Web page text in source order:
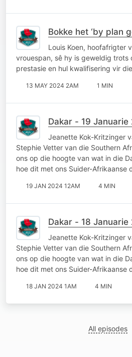
Bokke het ‘by plan
Louis Koen, hoofafrigter
vrouespan, sê hy is geweldig trots
prestasie en hul kwalifisering vir
13 MAY 2024 2AM 1 MIN
Dakar - 19 Januarie
Jeanette Kok-Kritzinger
Stephie Vetter van die Southern
ons op die hoogte van wat in die
hoe dit met ons Suider-Afrikaanse
19 JAN 2024 12AM 4 MIN
Dakar - 18 Januarie
Jeanette Kok-Kritzinger
Stephie Vetter van die Southern
ons op die hoogte van wat in die
hoe dit met ons Suider-Afrikaanse
18 JAN 2024 1AM 4 MIN
All episodes